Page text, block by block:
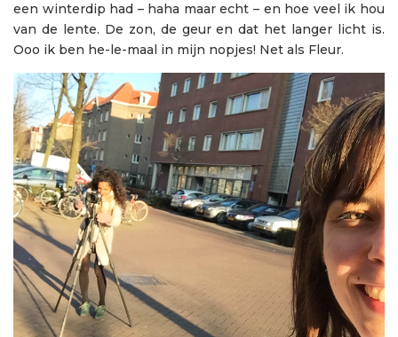
een winterdip had – haha maar echt – en hoe veel ik hou
van de lente. De zon, de geur en dat het langer licht is.
Ooo ik ben he-le-maal in mijn nopjes! Net als Fleur.